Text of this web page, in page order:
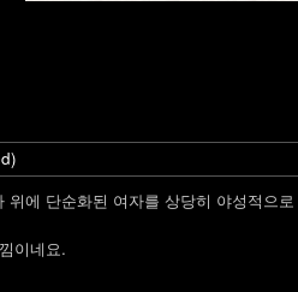
위에 단순화된 여자를 상당히 야성적으
이네요.